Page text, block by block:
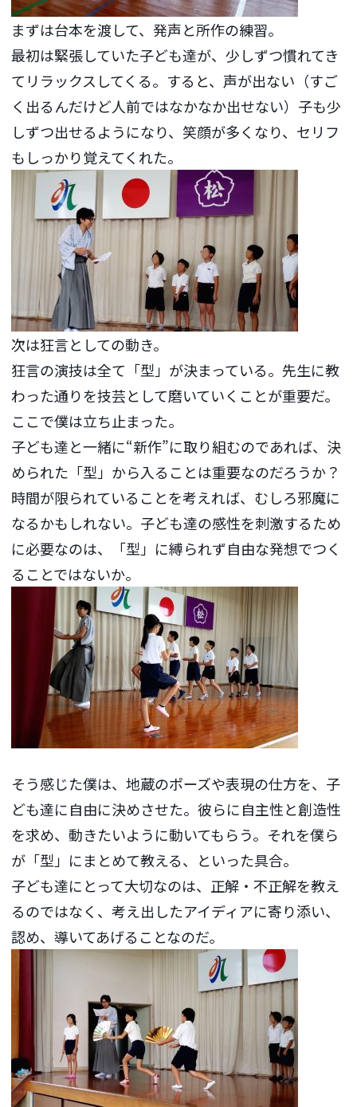
まずは台本を渡して、発声と所作の練習。
最初は緊張していた子ども達が、少しずつ慣れてき
てリラックスしてくる。すると、声が出ない（すご
く出るんだけど人前ではなかなか出せない）子も少
しずつ出せるようになり、笑顔が多くなり、セリフ
もしっかり覚えてくれた。
次は狂言としての動き。
狂言の演技は全て「型」が決まっている。先生に教
わった通りを技芸として磨いていくことが重要だ。
ここで僕は立ち止まった。
子ども達と一緒に“新作”に取り組むのであれば、決
められた「型」から入ることは重要なのだろうか？
時間が限られていることを考えれば、むしろ邪魔に
なるかもしれない。子ども達の感性を刺激するため
に必要なのは、「型」に縛られず自由な発想でつく
ることではないか。
そう感じた僕は、地蔵のポーズや表現の仕方を、子
ども達に自由に決めさせた。彼らに自主性と創造性
を求め、動きたいように動いてもらう。それを僕ら
が「型」にまとめて教える、といった具合。
子ども達にとって大切なのは、正解・不正解を教え
るのではなく、考え出したアイディアに寄り添い、
認め、導いてあげることなのだ。